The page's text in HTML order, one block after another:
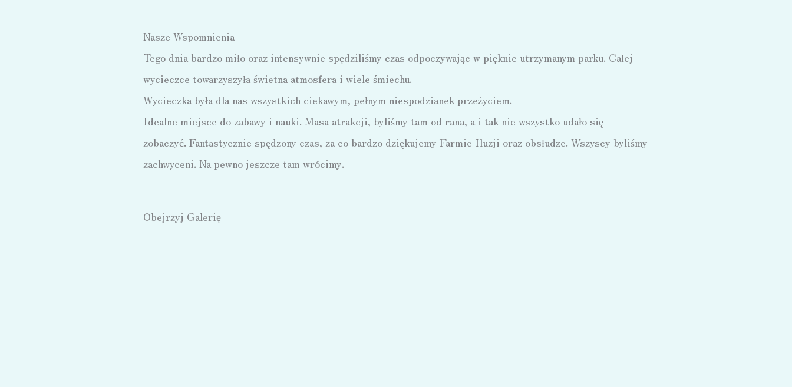
Nasze Wspomnienia
Tego dnia bardzo miło oraz intensywnie spędziliśmy czas odpoczywając w pięknie utrzymanym parku. Całej
wycieczce towarzyszyła świetna atmosfera i wiele śmiechu.
Wycieczka była dla nas wszystkich ciekawym, pełnym niespodzianek przeżyciem.
Idealne miejsce do zabawy i nauki. Masa atrakcji, byliśmy tam od rana, a i tak nie wszystko udało się
zobaczyć. Fantastycznie spędzony czas, za co bardzo dziękujemy Farmie Iluzji oraz obsłudze. Wszyscy byliśmy
zachwyceni. Na pewno jeszcze tam wrócimy.
Obejrzyj Galerię